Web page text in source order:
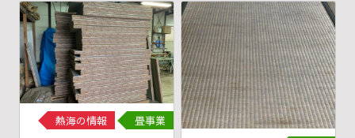
熱海の情報 畳事業